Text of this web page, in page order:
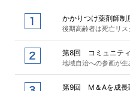
かかりつけ薬剤師制
後期高齢者は死亡リ
第8回 コミュニテ
地域自治への参画が生
第9回 M＆Aを成長